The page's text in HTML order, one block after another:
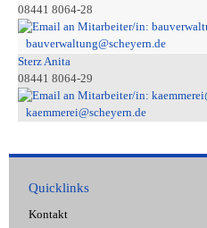
08441 8064-28
bauverwaltung@scheyern.de
Sterz Anita
08441 8064-29
kaemmerei@scheyern.de
Quicklinks
Kontakt